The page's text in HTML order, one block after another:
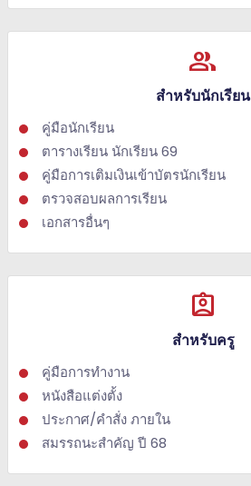
group
สำหรับนักเรียน
คู่มือนักเรียน
ตารางเรียน นักเรียน 69
คู่มือการเติมเงินเข้าบัตรนักเรียน
ตรวจสอบผลการเรียน
เอกสารอื่นๆ
assignment_ind
สำหรับครู
คู่มือการทำงาน
หนังสือแต่งตั้ง
ประกาศ/คำสั่ง ภายใน
สมรรถนะสำคัญ ปี 68